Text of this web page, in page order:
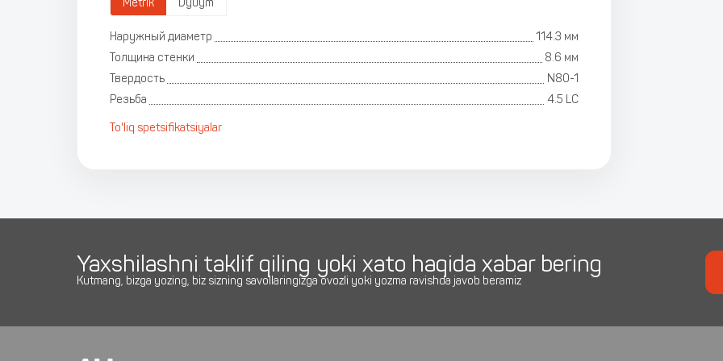
Metrik Dyuym
Наружный диаметр
114.3 мм
Толщина стенки
8.6 мм
Твердость
N80-1
Резьба
4.5 LC
To'liq spetsifikatsiyalar
Yaxshilashni taklif qiling yoki xato haqida xabar bering
Kutmang, bizga yozing, biz sizning savollaringizga ovozli yoki yozma ravishda javob beramiz